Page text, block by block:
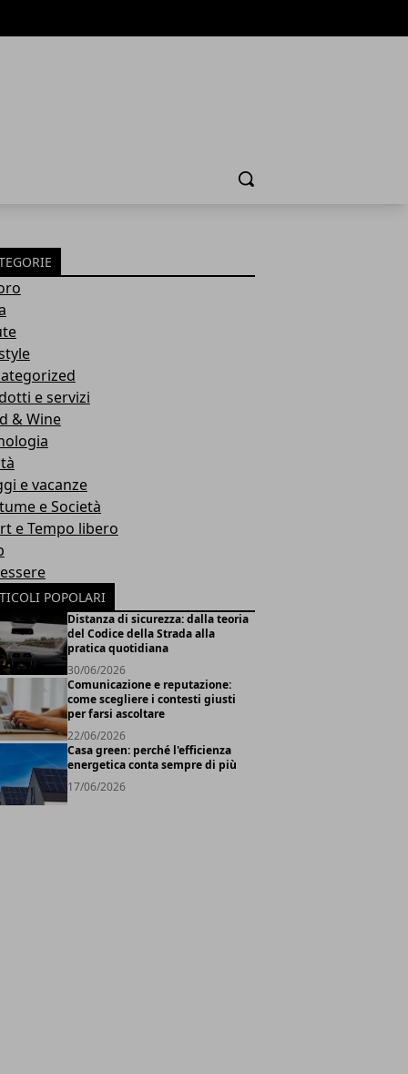
Cerca
e servizi
& Wine
e vacanze
e Società
e Tempo libero
POPOLARI
Distanza di sicurezza: dalla teoria
del Codice della Strada alla
pratica quotidiana
30/06/2026
Comunicazione e reputazione:
come scegliere i contesti giusti
per farsi ascoltare
22/06/2026
Casa green: perché l'efficienza
energetica conta sempre di più
17/06/2026